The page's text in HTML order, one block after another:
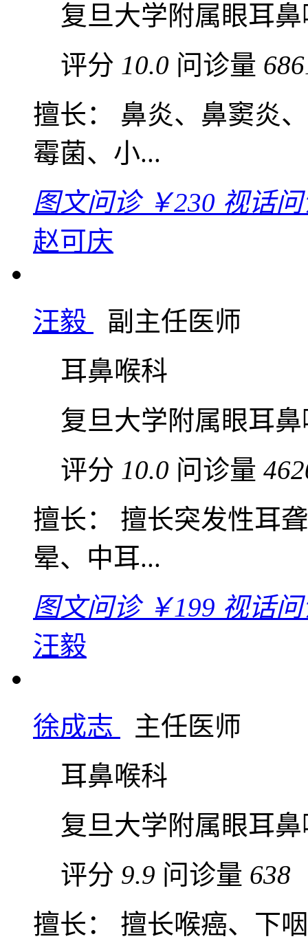
复旦大学附属眼耳
评分 10.0 问诊量
擅长： 鼻炎、鼻窦炎
霉菌、小...
图文问诊 ￥230 视话
赵可庆
汪毅
副主任医师
耳鼻喉科
复旦大学附属眼耳
评分 10.0 问诊量
擅长： 擅长突发性耳
晕、中耳...
图文问诊 ￥199 视话
汪毅
徐成志
主任医师
耳鼻喉科
复旦大学附属眼耳
评分 9.9 问诊量 638
擅长： 擅长喉癌、下